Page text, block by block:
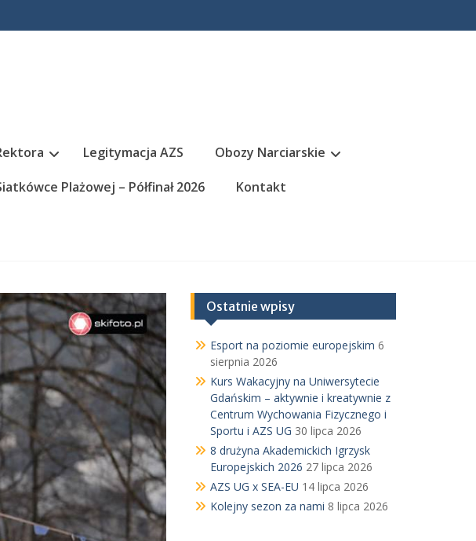
Legitymacja AZS
Obozy Narciarskie
Plażowej – Półfinał 2026 Kontakt
Ostatnie wpisy
Esport na poziomie europejskim 6
sierpnia 2026
Kurs Wakacyjny na Uniwersytecie
Gdańskim – aktywnie i kreatywnie z
Centrum Wychowania Fizycznego i
Sportu i AZS UG 30 lipca 2026
8 drużyna Akademickich Igrzysk
Europejskich 2026 27 lipca 2026
AZS UG x SEA-EU 14 lipca 2026
Kolejny sezon za nami 8 lipca 2026